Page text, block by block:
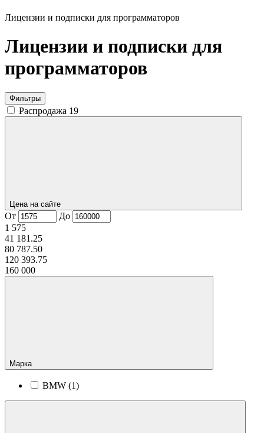
Лицензии и подписки для программаторов
Лицензии и подписки для
программаторов
Фильтры
Распродажа 19
Цена на сайте
От
До
1 575
41 181.25
80 787.50
120 393.75
160 000
Марка
BMW (1)